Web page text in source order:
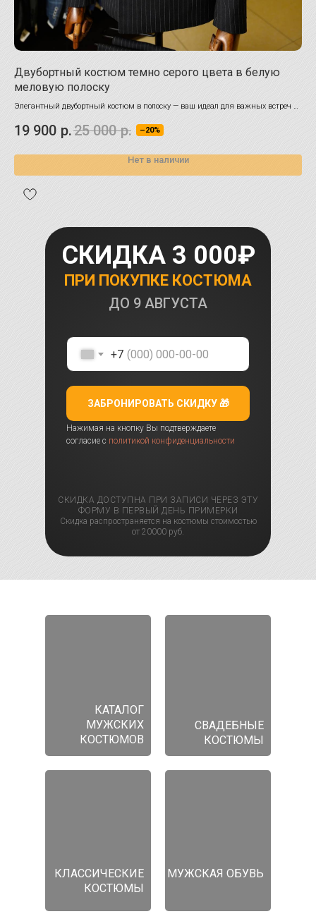
Двубортный костюм темно серого цвета в белую
меловую полоску
Элегантный двубортный костюм в полоску — ваш идеал для важных встреч и
19 900 р.25 000 р. –20%
Нет в наличии
ПРИ ПОКУПКЕ КОСТЮМА
СКИДКА 3 000₽
СКИДКА ДОСТУПНА ПРИ ЗАПИСИ ЧЕРЕЗ ЭТУ
ФОРМУ В ПЕРВЫЙ ДЕНЬ ПРИМЕРКИ
Скидка распространяется на костюмы стоимостью
от 20000 руб.
ДО 9 АВГУСТА
+7
ЗАБРОНИРОВАТЬ СКИДКУ 🎁
Нажимая на кнопку Вы подтверждаете
согласие с политикой конфиденциальности
КАТАЛОГ
МУЖСКИХ
КОСТЮМОВ
СВАДЕБНЫЕ
КОСТЮМЫ
КЛАССИЧЕСКИЕ
КОСТЮМЫ
МУЖСКАЯ ОБУВЬ